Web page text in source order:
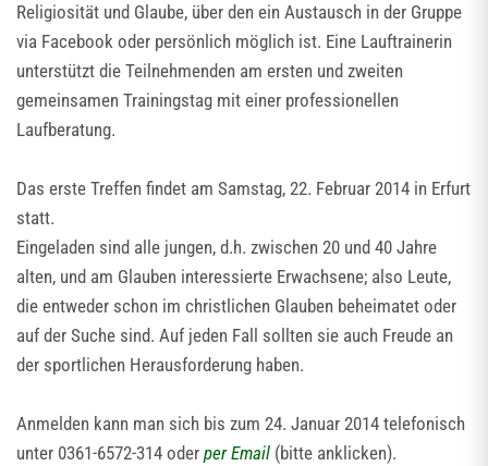
Religiosität und Glaube, über den ein Austausch in der Gruppe
via Facebook oder persönlich möglich ist. Eine Lauftrainerin
unterstützt die Teilnehmenden am ersten und zweiten
gemeinsamen Trainingstag mit einer professionellen
Laufberatung.
Das erste Treffen findet am Samstag, 22. Februar 2014 in Erfurt
statt.
Eingeladen sind alle jungen, d.h. zwischen 20 und 40 Jahre
alten, und am Glauben interessierte Erwachsene; also Leute,
die entweder schon im christlichen Glauben beheimatet oder
auf der Suche sind. Auf jeden Fall sollten sie auch Freude an
der sportlichen Herausforderung haben.
Anmelden kann man sich bis zum 24. Januar 2014 telefonisch
unter 0361-6572-314 oder per Email (bitte anklicken).